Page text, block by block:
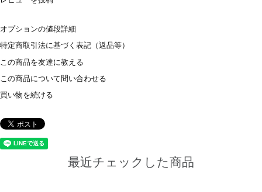
オプションの値段詳細
特定商取引法に基づく表記（返品等）
この商品を友達に教える
この商品について問い合わせる
買い物を続ける
最近チェックした商品